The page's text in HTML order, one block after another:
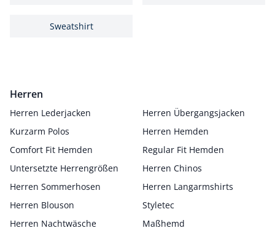
Sweatshirt
Herren
Herren Lederjacken
Herren Übergangsjacken
Kurzarm Polos
Herren Hemden
Comfort Fit Hemden
Regular Fit Hemden
Untersetzte Herrengrößen
Herren Chinos
Herren Sommerhosen
Herren Langarmshirts
Herren Blouson
Styletec
Herren Nachtwäsche
Maßhemd